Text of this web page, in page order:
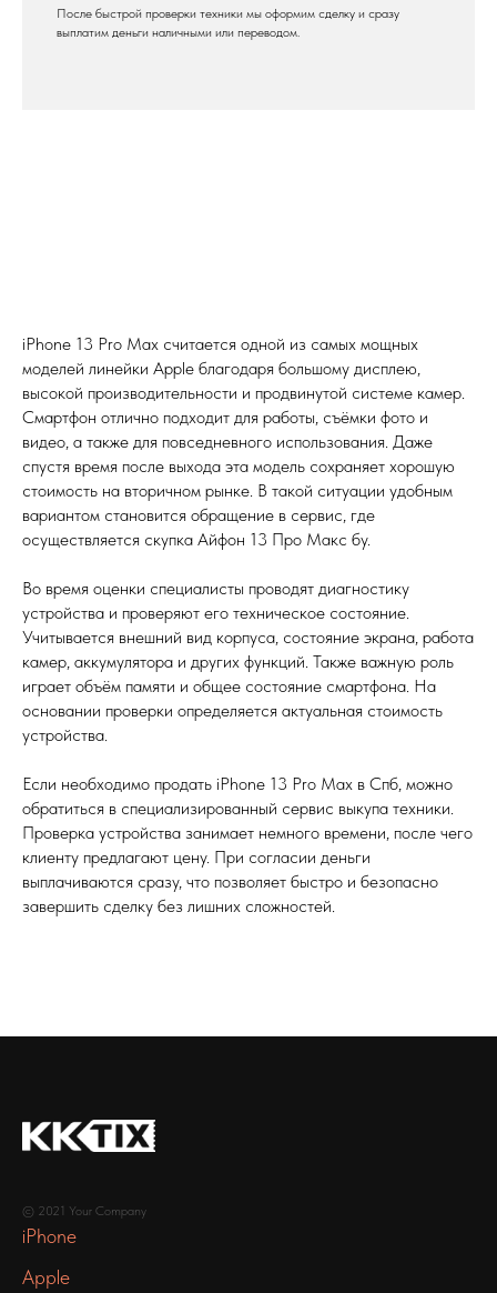
После быстрой проверки техники мы оформим сделку и сразу
выплатим деньги наличными или переводом.
iPhone 13 Pro Max считается одной из самых мощных
моделей линейки Apple благодаря большому дисплею,
высокой производительности и продвинутой системе камер.
Смартфон отлично подходит для работы, съёмки фото и
видео, а также для повседневного использования. Даже
спустя время после выхода эта модель сохраняет хорошую
стоимость на вторичном рынке. В такой ситуации удобным
вариантом становится обращение в сервис, где
осуществляется скупка Айфон 13 Про Макс бу.
Во время оценки специалисты проводят диагностику
устройства и проверяют его техническое состояние.
Учитывается внешний вид корпуса, состояние экрана, работа
камер, аккумулятора и других функций. Также важную роль
играет объём памяти и общее состояние смартфона. На
основании проверки определяется актуальная стоимость
устройства.
Если необходимо продать iPhone 13 Pro Max в Спб, можно
обратиться в специализированный сервис выкупа техники.
Проверка устройства занимает немного времени, после чего
клиенту предлагают цену. При согласии деньги
выплачиваются сразу, что позволяет быстро и безопасно
завершить сделку без лишних сложностей.
© 2021 Your Company
iPhone
Apple